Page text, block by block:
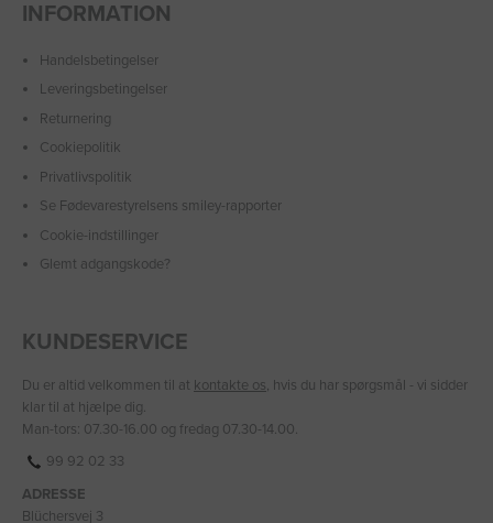
INFORMATION
Handelsbetingelser
Leveringsbetingelser
Returnering
Cookiepolitik
Privatlivspolitik
Se Fødevarestyrelsens smiley-rapporter
Cookie-indstillinger
Glemt adgangskode?
KUNDESERVICE
Du er altid velkommen til at kontakte os, hvis du har spørgsmål - vi sidder
klar til at hjælpe dig.
Man-tors: 07.30-16.00 og fredag 07.30-14.00.
99 92 02 33
ADRESSE
Blüchersvej 3